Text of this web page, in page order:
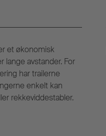
et økonomisk
lange avstander. For
har trailerne
enkelt kan
rekkeviddestabler.